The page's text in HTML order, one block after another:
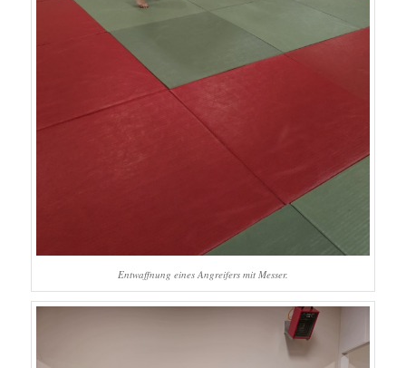
Entwaffnung eines Angreifers mit Messer.